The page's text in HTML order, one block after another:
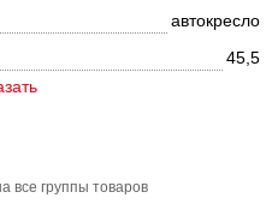
иномарок, а такхе к LADA
посадочное место
как в летней, так и зимней
все группы товаров
автокресло
45,5